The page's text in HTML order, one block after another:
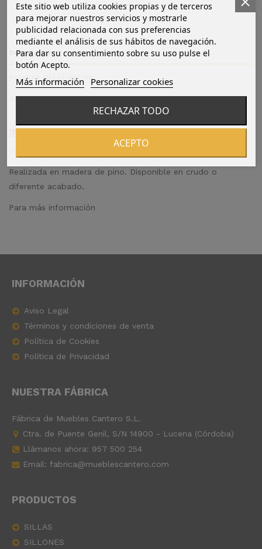
Descripción
Detalles del producto
Reviews(0)
Realizada en madera de pino. Disponible en crudo o
diferente acabado.
Para más información
INFORMACIÓN
Aviso Legal
Términos y condiciones de venta
Política de Cookies
Política de Privacidad
NUESTRA FÁBRICA
Fábrica de Muebles Cantero S.L.
Ctra. de Puente Genil, S/N 14900 - Lucena (Córdoba)
Llámanos ahora: 957 500 254
Email: fabrica@mueblescantero.com
PRODUCTOS
SILLAS
SILLONES
Este sitio web utiliza cookies propias y de terceros
para mejorar nuestros servicios y mostrarle
publicidad relacionada con sus preferencias
mediante el análisis de sus hábitos de navegación.
Para dar su consentimiento sobre su uso pulse el
botón Acepto.
Más información Personalizar cookies
RECHAZAR TODO
ACEPTO